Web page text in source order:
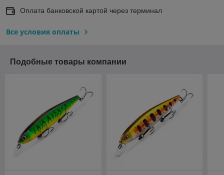
Оплата банковской картой через терминал
Все условия оплаты
Подобные товары компании